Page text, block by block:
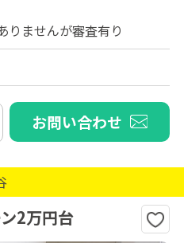
りませんが審査有り
お問い合わせ
2万円台